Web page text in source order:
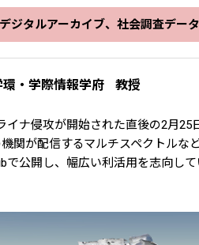
ジタルアーカイブ、社会調査デー
環・学際情報学府 教授
イナ侵攻が開始された直後の2月
関が配信するマルチスペクトル
で公開し、幅広い利活用を志向して